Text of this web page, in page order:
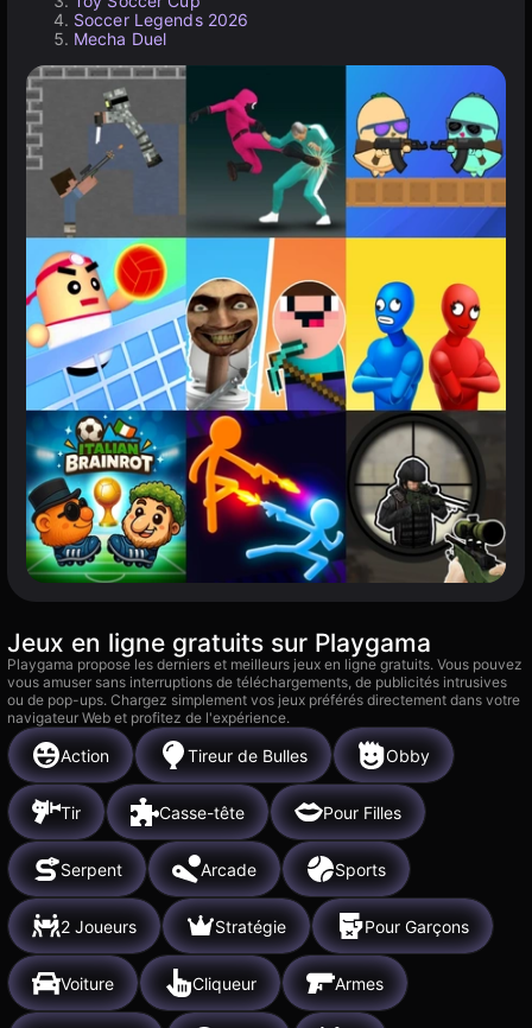
Soccer Legends 2026
Mecha Duel
Jeux en ligne gratuits sur Playgama
Playgama propose les derniers et meilleurs jeux en ligne gratuits. Vous pouvez
vous amuser sans interruptions de téléchargements, de publicités intrusives
ou de pop-ups. Chargez simplement vos jeux préférés directement dans votre
navigateur Web et profitez de l'expérience.
Action Tireur de Bulles Obby
Tir Casse-tête Pour Filles
Serpent Arcade Sports
2 Joueurs Stratégie Pour Garçons
Voiture Cliqueur Armes